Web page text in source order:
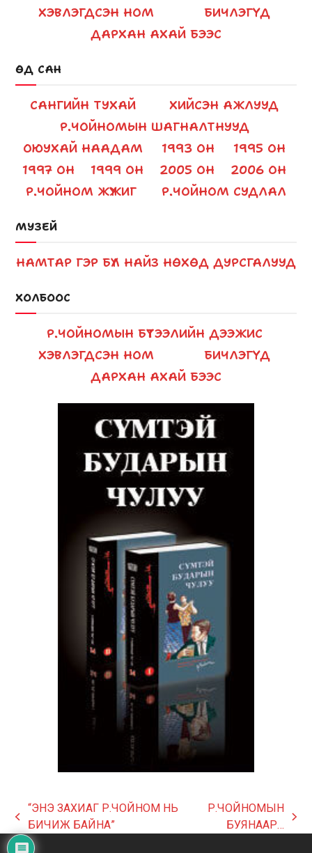
ХЭВЛЭГДСЭН НОМ
БИЧЛЭГҮҮД
ДАРХАН АХАЙ БЭЭС
ӨД САН
САНГИЙН ТУХАЙ
ХИЙСЭН АЖЛУУД
Р.ЧОЙНОМЫН ШАГНАЛТНУУД
ОЮУХАЙ НААДАМ
1993 ОН
1995 ОН
1997 ОН
1999 ОН 2005 ОН
2006 ОН
Р.ЧОЙНОМ ЖҮЖИГ
Р.ЧОЙНОМ СУДЛАЛ
МУЗЕЙ
НАМТАР ГЭР БҮЛ НАЙЗ НӨХӨД ДУРСГАЛУУД
ХОЛБООС
Р.ЧОЙНОМЫН БҮТЭЭЛИЙН ДЭЭЖИС
ХЭВЛЭГДСЭН НОМ
БИЧЛЭГҮҮД
ДАРХАН АХАЙ БЭЭС
previous
post:
“ЭНЭ ЗАХИАГ Р.ЧОЙНОМ НЬ
БИЧИЖ БАЙНА”
Р.ЧОЙНОМЫН
БУЯНААР…